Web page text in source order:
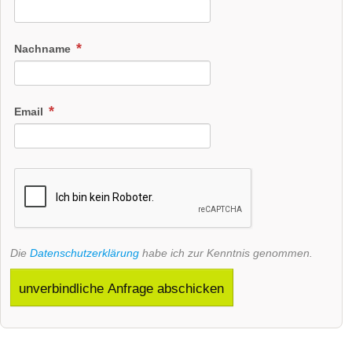
Nachname
Email
Die Datenschutzerklärung habe ich zur Kenntnis genommen.
unverbindliche Anfrage abschicken